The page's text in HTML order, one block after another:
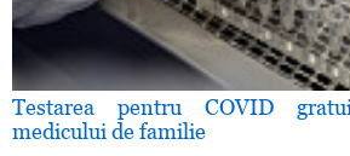
Testarea pentru COVID
medicului de familie